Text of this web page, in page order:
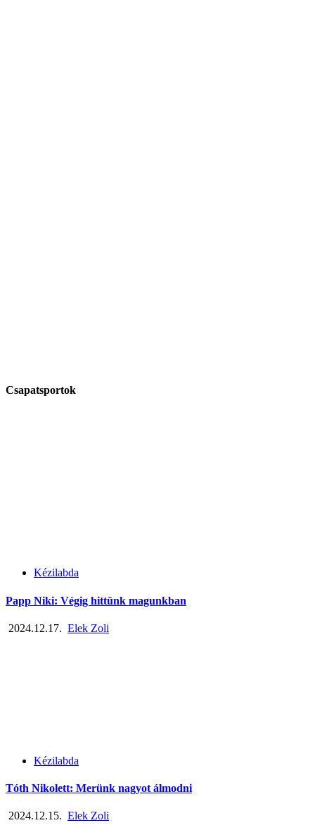
Csapatsportok
Kézilabda
Papp Niki: Végig hittünk magunkban
2024.12.17. Elek Zoli
Kézilabda
Tóth Nikolett: Merünk nagyot álmodni
2024.12.15. Elek Zoli